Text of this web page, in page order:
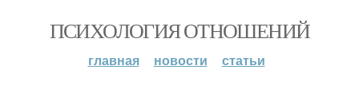
ПСИХОЛОГИЯ ОТНОШЕНИЙ
главная новости статьи